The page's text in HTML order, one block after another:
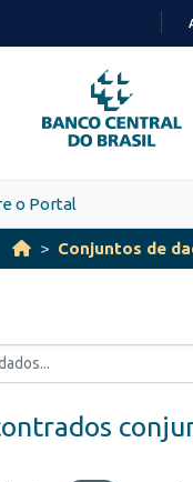
PARA
O
CONTEÚDO
o Portal
Conjuntos de